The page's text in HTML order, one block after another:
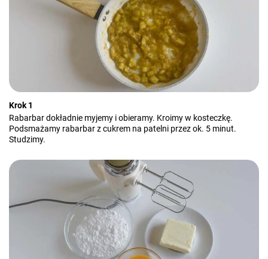
Krok 1
Rabarbar dokładnie myjemy i obieramy. Kroimy w kosteczkę.
Podsmażamy rabarbar z cukrem na patelni przez ok. 5 minut.
Studzimy.